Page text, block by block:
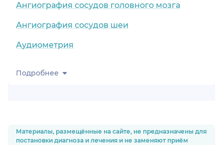
Ангиография сосудов головного мозга
Ангиография сосудов шеи
Аудиометрия
Подробнее
Материалы, размещённые на сайте, не предназначены для
постановки диагноза и лечения и не заменяют приём